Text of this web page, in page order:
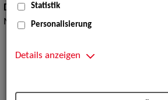
Dialekte:Berlinerisch, Sächsisch,
Mecklenburgisch
Statistik
Personalisierung
Details anzeigen